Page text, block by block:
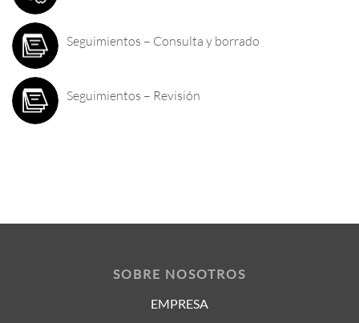
Seguimientos – Consulta y borrado
Seguimientos – Revisión
SOBRE NOSOTROS
EMPRESA